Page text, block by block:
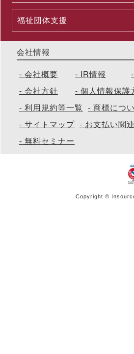
提供開始 ～同一テーマの同時受講で、
福祉団体支援
会社情報
会社概要
IR情報
会社方針
個人情報保護
利用規約等一覧
商標につ
サイトマップ
お支払い関
無料セミナー
Copyright ©